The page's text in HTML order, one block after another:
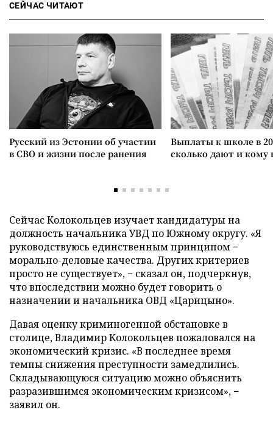
СЕЙЧАС ЧИТАЮТ
Русский из Эстонии об участии
в СВО и жизни после ранения
Выплаты к школе в
сколько дают и
Сейчас Колокольцев изучает кандидатуры на
должность начальника УВД по Южному округу. «Я
руководствуюсь единственным принципом −
морально-деловые качества. Других критериев
просто не существует», − сказал он, подчеркнув,
что впоследствии можно будет говорить о
назначении и начальника ОВД «Царицыно».
Давая оценку криминогенной обстановке в
столице, Владимир Колокольцев пожаловался на
экономический кризис. «В последнее время
темпы снижения преступности замедлились.
Складывающуюся ситуацию можно объяснить
разразившимся экономическим кризисом», −
заявил он.